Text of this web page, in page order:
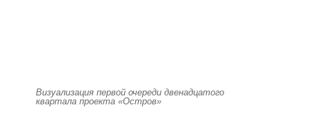
Визуализация первой очереди двенадцатого
квартала проекта «Остров»